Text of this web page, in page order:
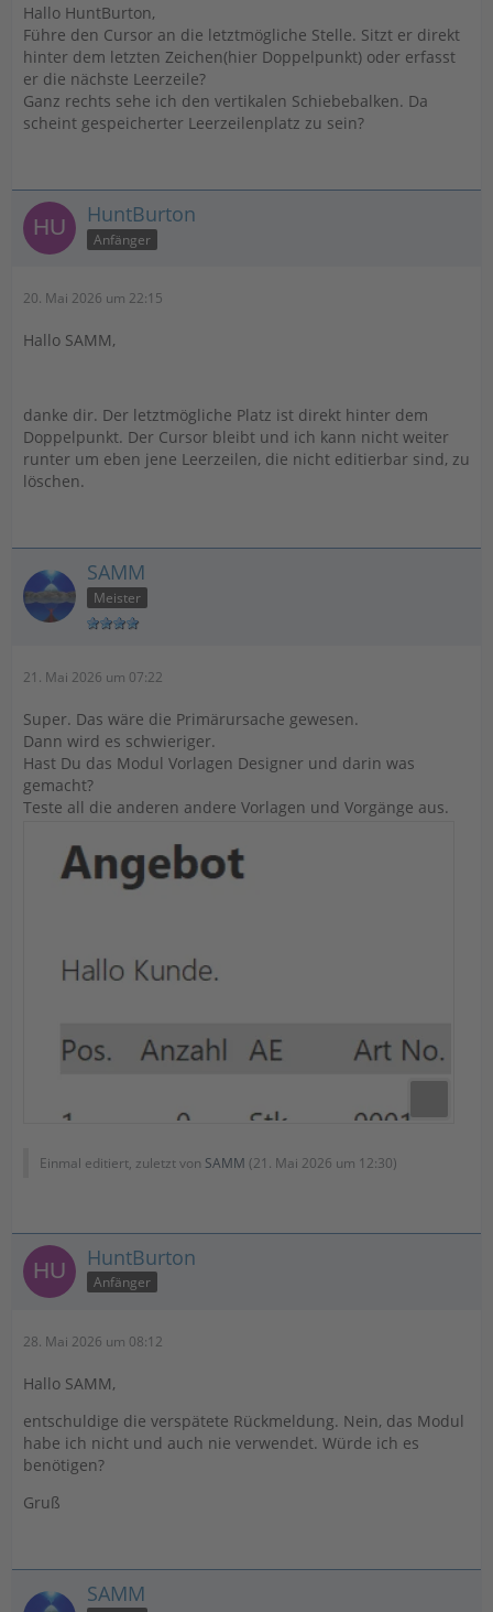
Hallo HuntBurton,
Führe den Cursor an die letztmögliche Stelle. Sitzt er direkt
hinter dem letzten Zeichen(hier Doppelpunkt) oder erfasst
er die nächste Leerzeile?
Ganz rechts sehe ich den vertikalen Schiebebalken. Da
scheint gespeicherter Leerzeilenplatz zu sein?
HuntBurton
Anfänger
20. Mai 2026 um 22:15
Hallo SAMM,
danke dir. Der letztmögliche Platz ist direkt hinter dem
Doppelpunkt. Der Cursor bleibt und ich kann nicht weiter
runter um eben jene Leerzeilen, die nicht editierbar sind, zu
löschen.
SAMM
Meister
21. Mai 2026 um 07:22
Super. Das wäre die Primärursache gewesen.
Dann wird es schwieriger.
Hast Du das Modul Vorlagen Designer und darin was
gemacht?
Teste all die anderen andere Vorlagen und Vorgänge aus.
Einmal editiert, zuletzt von SAMM (21. Mai 2026 um 12:30)
HuntBurton
Anfänger
28. Mai 2026 um 08:12
Hallo SAMM,
entschuldige die verspätete Rückmeldung. Nein, das Modul
habe ich nicht und auch nie verwendet. Würde ich es
benötigen?
Gruß
SAMM